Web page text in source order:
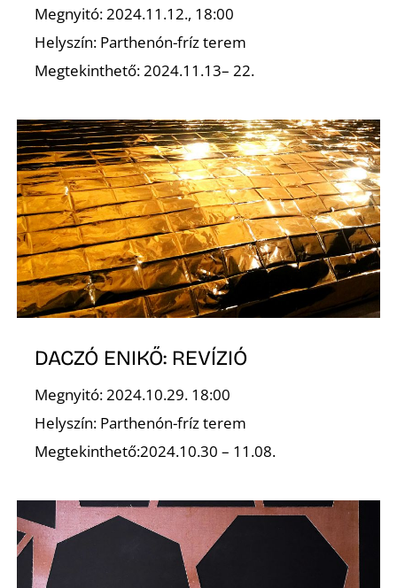
Megnyitó: 2024.11.12., 18:00
Helyszín: Parthenón-fríz terem
Megtekinthető: 2024.11.13– 22.
DACZÓ ENIKŐ: REVÍZIÓ
Megnyitó: 2024.10.29. 18:00
Helyszín: Parthenón-fríz terem
Megtekinthető:2024.10.30 – 11.08.